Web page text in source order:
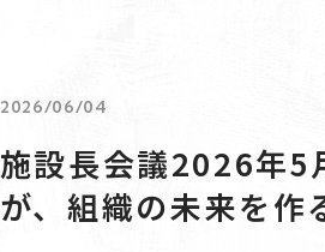
2026/06/04
施設長会議2026年5
が、組織の未来を作